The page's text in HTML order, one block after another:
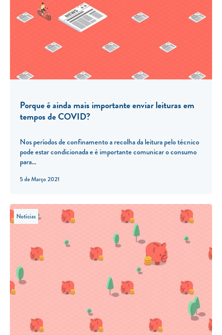
5 de Março 2021
Porque é ainda mais importante enviar leituras em
tempos de COVID?
Nos períodos de confinamento a recolha da leitura pelo técnico
pode estar condicionada e é importante comunicar o consumo
para...
Notícias